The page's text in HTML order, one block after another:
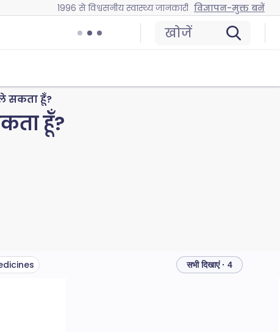
1996 से विश्वसनीय स्वास्थ्य जानकारी विज्ञापन-मुक्त बनें
खोजें
सकता हूँ?
हूँ?
सभी दिखाएं · 4